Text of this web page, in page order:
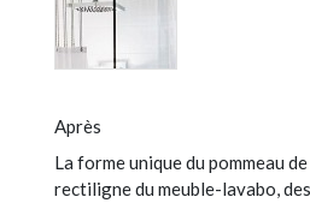
Après
La forme unique du pommeau
rectiligne du meuble-lavabo,